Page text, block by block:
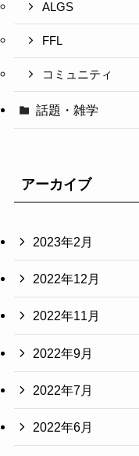
ALGS
FFL
コミュニティ
話題・雑学
アーカイブ
2023年2月
2022年12月
2022年11月
2022年9月
2022年7月
2022年6月